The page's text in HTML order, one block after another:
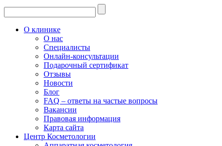
О клинике
О нас
Специалисты
Онлайн-консультации
Подарочный сертификат
Отзывы
Новости
Блог
FAQ – ответы на частые вопросы
Вакансии
Правовая информация
Карта сайта
Центр Косметологии